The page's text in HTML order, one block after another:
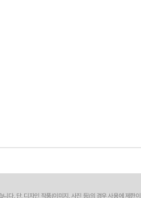
니다. 단, 디자인 작품(이미지, 사진 등)의 경우 사용에 제한이